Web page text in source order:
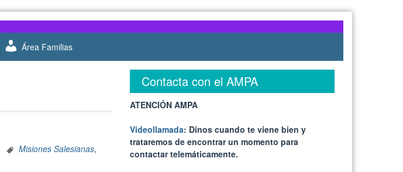
Área Familias
Misiones Salesianas,
Contacta con el AMPA
ATENCIÓN AMPA
Videollamada: Dinos cuando te viene bien y
trataremos de encontrar un momento para
contactar telemáticamente.